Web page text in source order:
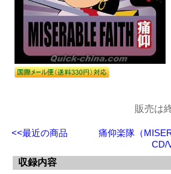
販売は
<<最近の商品
痛仰楽隊（
CD/
収録内容